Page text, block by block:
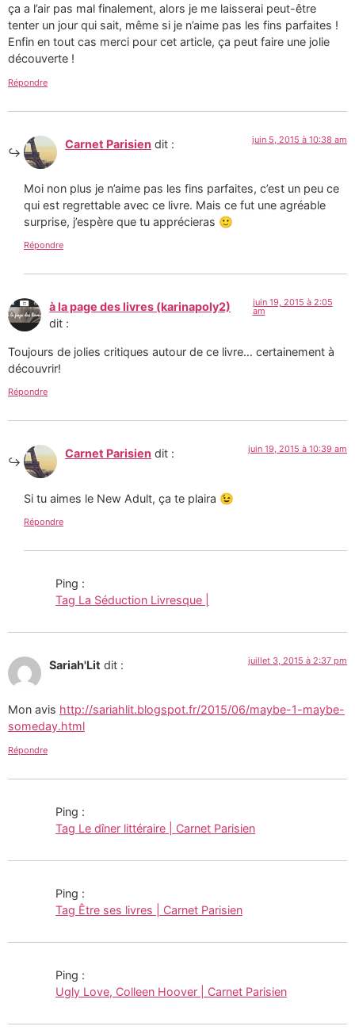
ça a l’air pas mal finalement, alors je me laisserai peut-être
tenter un jour qui sait, même si je n’aime pas les fins parfaites !
Enfin en tout cas merci pour cet article, ça peut faire une jolie
découverte !
Répondre
Carnet Parisien dit : juin 5, 2015 à 10:38 am
Moi non plus je n’aime pas les fins parfaites, c’est un peu ce
qui est regrettable avec ce livre. Mais ce fut une agréable
surprise, j’espère que tu apprécieras 🙂
Répondre
à la page des livres (karinapoly2)
dit :
juin 19, 2015 à 2:05
am
Toujours de jolies critiques autour de ce livre… certainement à
découvrir!
Répondre
Carnet Parisien dit : juin 19, 2015 à 10:39 am
Si tu aimes le New Adult, ça te plaira 😉
Répondre
Ping :
Tag La Séduction Livresque |
Sariah'Lit dit : juillet 3, 2015 à 2:37 pm
Mon avis http://sariahlit.blogspot.fr/2015/06/maybe-1-maybe-
someday.html
Répondre
Ping :
Tag Le dîner littéraire | Carnet Parisien
Ping :
Tag Être ses livres | Carnet Parisien
Ping :
Ugly Love, Colleen Hoover | Carnet Parisien